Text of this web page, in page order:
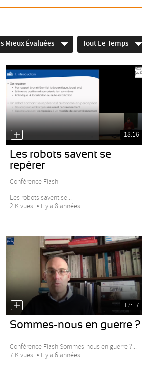
Mieux Évaluées Tout Le Temps
18:16
Les robots savent se
repérer
Conférence Flash
Les robots savent se...
2 K vues
Il y a 8 années
17:17
Sommes-nous en guerre ?
Conférence Flash Sommes-nous en guerre ?...
7 K vues
Il y a 6 années